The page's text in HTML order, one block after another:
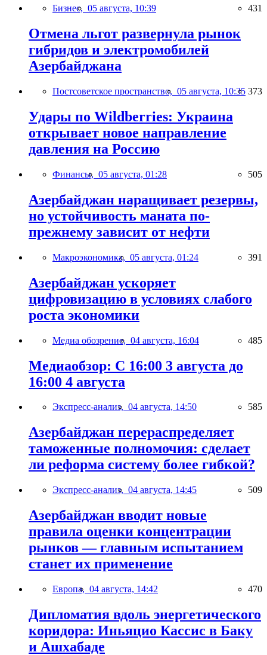
Бизнес, 05 августа, 10:39 431
Отмена льгот развернула рынок
гибридов и электромобилей
Азербайджана
Постсоветское пространство, 05 августа, 10:35 373
Удары по Wildberries: Украина
открывает новое направление
давления на Россию
Финансы, 05 августа, 01:28 505
Азербайджан наращивает резервы,
но устойчивость маната по-
прежнему зависит от нефти
Макроэкономика, 05 августа, 01:24 391
Азербайджан ускоряет
цифровизацию в условиях слабого
роста экономики
Медиа обозрение, 04 августа, 16:04 485
Медиаобзор: С 16:00 3 августа до
16:00 4 августа
Экспресс-анализ, 04 августа, 14:50 585
Азербайджан перераспределяет
таможенные полномочия: сделает
ли реформа систему более гибкой?
Экспресс-анализ, 04 августа, 14:45 509
Азербайджан вводит новые
правила оценки концентрации
рынков — главным испытанием
станет их применение
Европа, 04 августа, 14:42 470
Дипломатия вдоль энергетического
коридора: Иньяцио Кассис в Баку
и Ашхабаде